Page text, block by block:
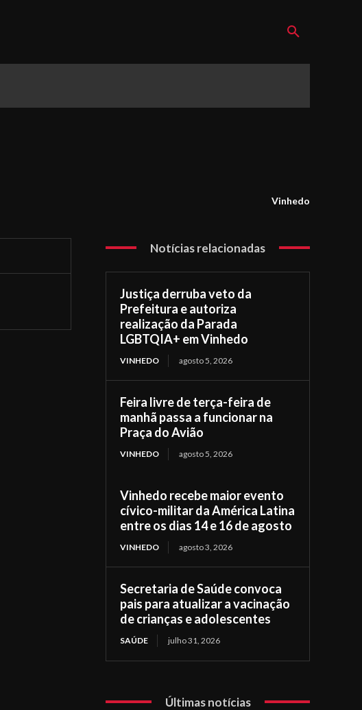
Vinhedo
Notícias relacionadas
Justiça derruba veto da
Prefeitura e autoriza
realização da Parada
LGBTQIA+ em Vinhedo
VINHEDO agosto 5, 2026
Feira livre de terça-feira de
manhã passa a funcionar na
Praça do Avião
VINHEDO agosto 5, 2026
Vinhedo recebe maior evento
cívico-militar da América Latina
entre os dias 14 e 16 de agosto
VINHEDO agosto 3, 2026
Secretaria de Saúde convoca
pais para atualizar a vacinação
de crianças e adolescentes
SAÚDE julho 31, 2026
Últimas notícias